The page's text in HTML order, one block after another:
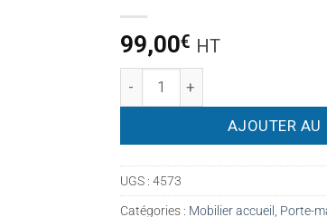
99,00€ HT
quantité de Porte-manteau
AJOUTER AU
UGS : 4573
Catégories : Mobilier accueil Porte-